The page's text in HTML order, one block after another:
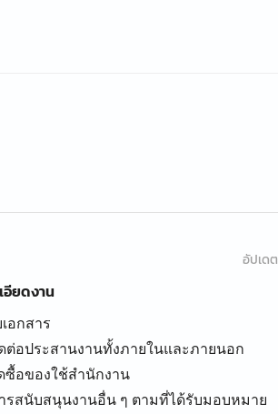
อัปเด
อียดงาน
อกสาร
ต่อประสานงานทั้งภายในและภายนอก
ซื้อของใช้สำนักงาน
รสนับสนุนงานอื่น ๆ ตามที่ได้รับมอบหมาย